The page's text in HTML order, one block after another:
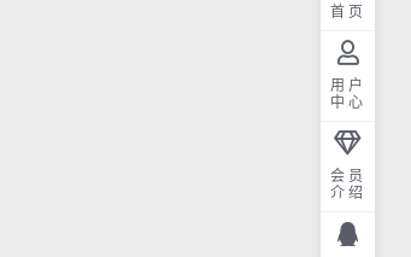
首页
用户
中心
会员
介绍